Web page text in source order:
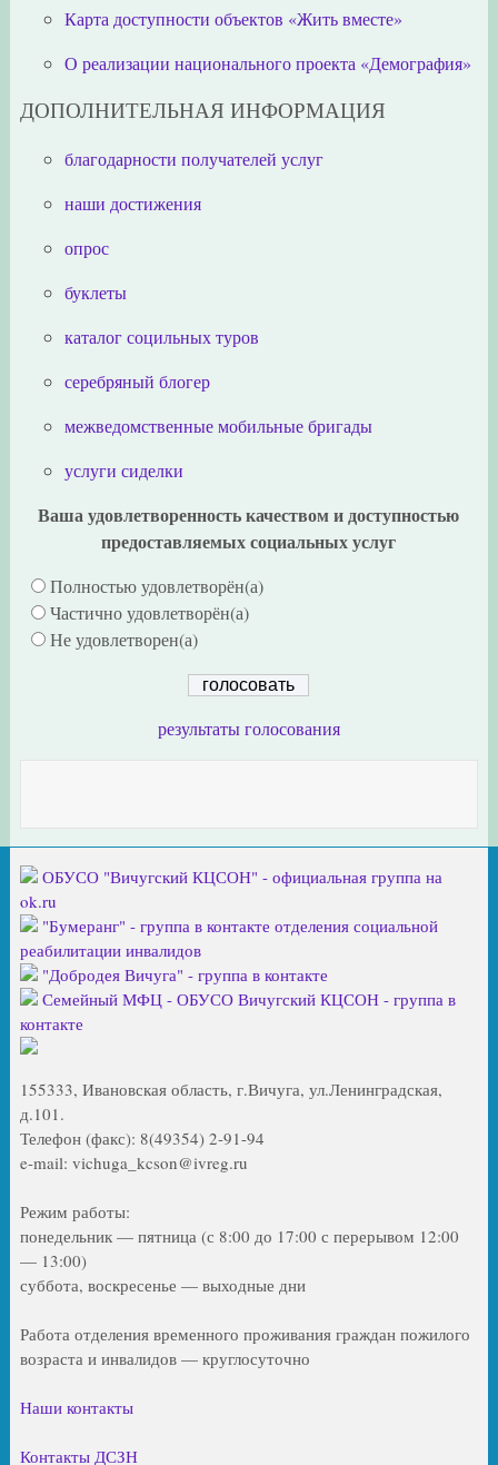
Карта доступности объектов «Жить вместе»
О реализации национального проекта «Демография»
ДОПОЛНИТЕЛЬНАЯ ИНФОРМАЦИЯ
благодарности получателей услуг
наши достижения
опрос
буклеты
каталог социльных туров
серебряный блогер
межведомственные мобильные бригады
услуги сиделки
Ваша удовлетворенность качеством и доступностью
предоставляемых социальных услуг
Полностью удовлетворён(а)
Частично удовлетворён(а)
Не удовлетворен(а)
результаты голосования
ОБУСО "Вичугский КЦСОН" - официальная группа на
ok.ru
"Бумеранг" - группа в контакте отделения социальной
реабилитации инвалидов
"Добродея Вичуга" - группа в контакте
Семейный МФЦ - ОБУСО Вичугский КЦСОН - группа в
контакте
155333, Ивановская область, г.Вичуга, ул.Ленинградская,
д.101.
Телефон (факс): 8(49354) 2-91-94
e-mail: vichuga_kcson@ivreg.ru
Режим работы:
понедельник — пятница (с 8:00 до 17:00 с перерывом 12:00
— 13:00)
суббота, воскресенье — выходные дни
Работа отделения временного проживания граждан пожилого
возраста и инвалидов — круглосуточно
Наши контакты
Контакты ДСЗН